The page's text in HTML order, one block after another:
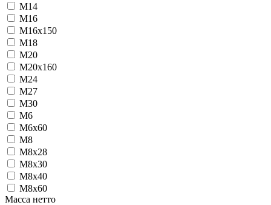
М14
М16
М16х150
М18
М20
М20х160
М24
М27
М30
М6
М6х60
М8
М8х28
М8х30
М8х40
М8х60
Масса нетто